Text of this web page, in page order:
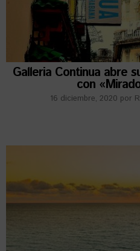
Galleria Continua abre
con
16 diciembre, 2020 por